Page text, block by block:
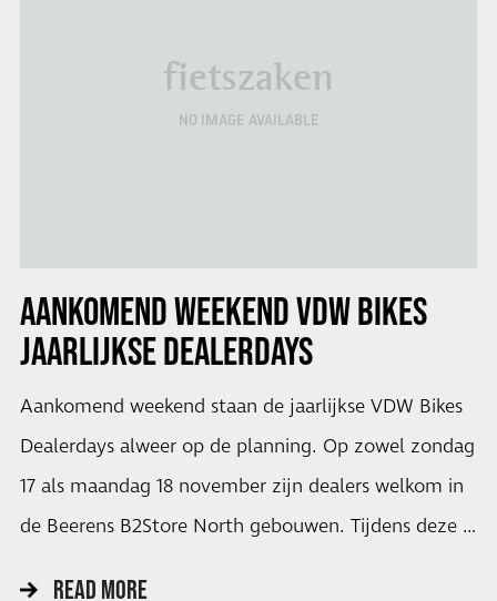
fietszaken
NO IMAGE AVAILABLE
AANKOMEND WEEKEND VDW BIKES
JAARLIJKSE DEALERDAYS
Aankomend weekend staan de jaarlijkse VDW Bikes
Dealerdays alweer op de planning. Op zowel zondag
17 als maandag 18 november zijn dealers welkom in
de Beerens B2Store North gebouwen. Tijdens deze …
READ MORE